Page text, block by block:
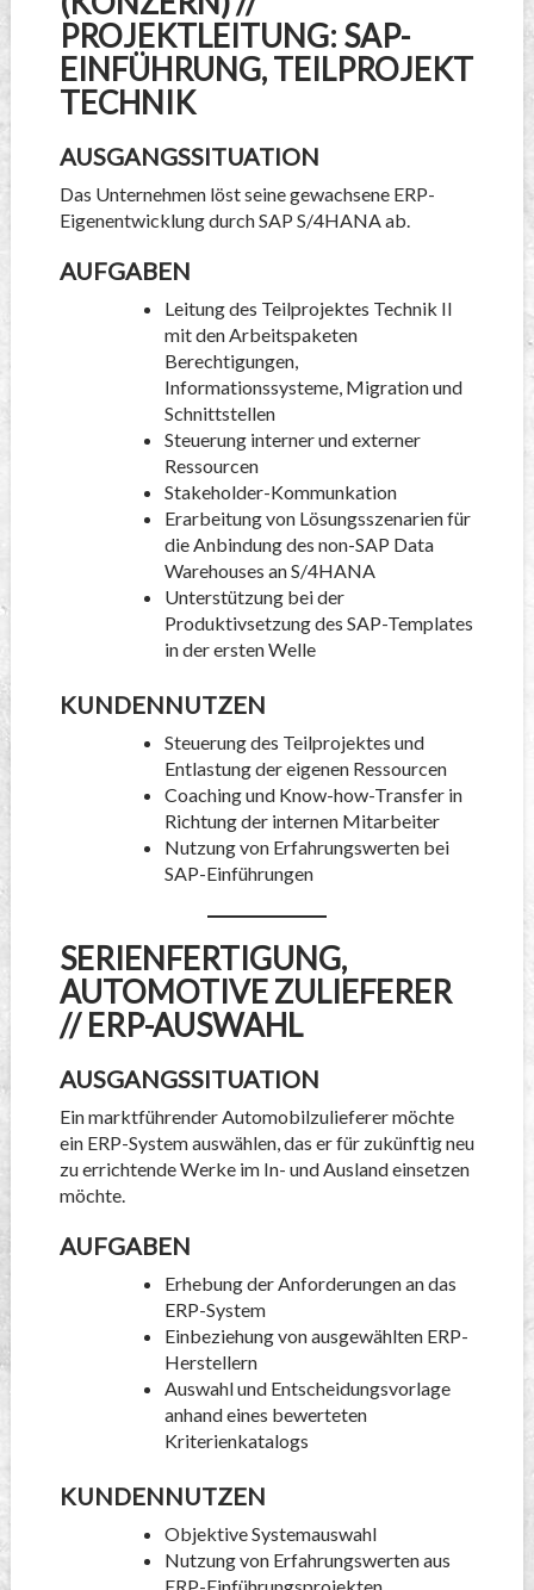
ROJEKTLEITUNG: SAP-E
INFÜHRUNG, TEILPROJEKT T
ECHNIK
AUSGANGSSITUATION
Das Unternehmen löst seine gewachsene ERP-
Eigenentwicklung durch SAP S/4HANA ab.
AUFGABEN
Leitung des Teilprojektes Technik II
mit den Arbeitspaketen
Berechtigungen,
Informationssysteme, Migration und
Schnittstellen
Steuerung interner und externer
Ressourcen
Stakeholder-Kommunkation
Erarbeitung von Lösungsszenarien für
die Anbindung des non-SAP Data
Warehouses an S/4HANA
Unterstützung bei der
Produktivsetzung des SAP-Templates
in der ersten Welle
KUNDENNUTZEN
Steuerung des Teilprojektes und
Entlastung der eigenen Ressourcen
Coaching und Know-how-Transfer in
Richtung der internen Mitarbeiter
Nutzung von Erfahrungswerten bei
SAP-Einführungen
SERIENFERTIGUNG,
AUTOMOTIVE ZULIEFERER
// ERP-AUSWAHL
AUSGANGSSITUATION
Ein marktführender Automobilzulieferer möchte
ein ERP-System auswählen, das er für zukünftig neu
zu errichtende Werke im In- und Ausland einsetzen
möchte.
AUFGABEN
Erhebung der Anforderungen an das
ERP-System
Einbeziehung von ausgewählten ERP-
Herstellern
Auswahl und Entscheidungsvorlage
anhand eines bewerteten
Kriterienkatalogs
KUNDENNUTZEN
Objektive Systemauswahl
Nutzung von Erfahrungswerten aus